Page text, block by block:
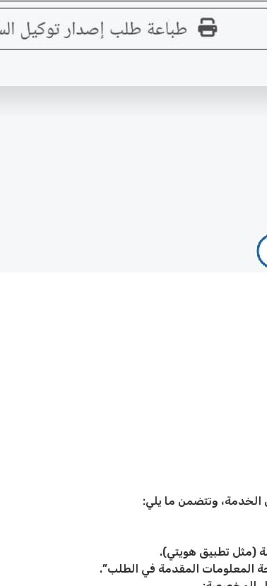
وتتضمن ما يلي:
(مثل تطبيق هويتي).
المعلومات المقدمة في الطلب”.